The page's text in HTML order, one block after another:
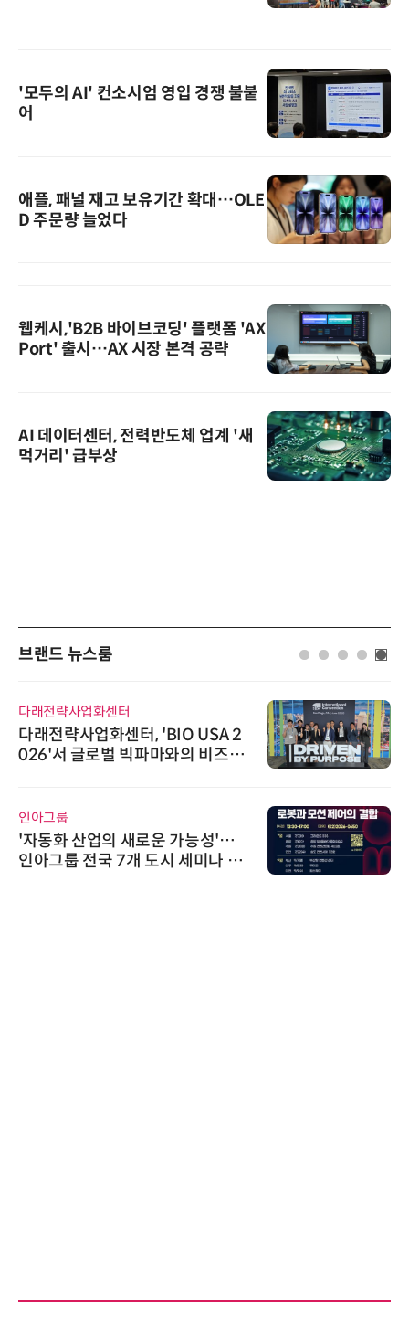
'모두의 AI' 컨소시엄 영입 경쟁 불붙
어
애플, 패널 재고 보유기간 확대…OLE
D 주문량 늘었다
웹케시,'B2B 바이브코딩' 플랫폼 'AX
Port' 출시…AX 시장 본격 공략
AI 데이터센터, 전력반도체 업계 '새
먹거리' 급부상
브랜드 뉴스룸
다래전략사업화센터
다래전략사업화센터, 'BIO USA 2
026'서 글로벌 빅파마와의 비즈니
인아그룹
'자동화 산업의 새로운 가능성'…
인아그룹 전국 7개 도시 세미나 페